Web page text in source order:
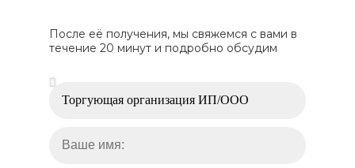
После её получения, мы свяжемся с вами в
течение 20 минут и подробно обсудим